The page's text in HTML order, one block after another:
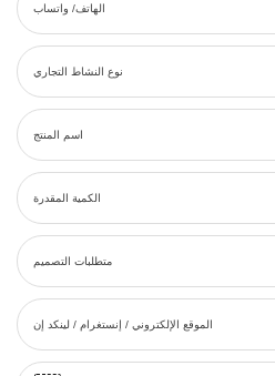
الهاتف/ واتساب
نوع النشاط التجاري
اسم المنتج
الكمية المقدرة
متطلبات التصميم
الموقع الإلكتروني / إنستغرام / لينكد إن